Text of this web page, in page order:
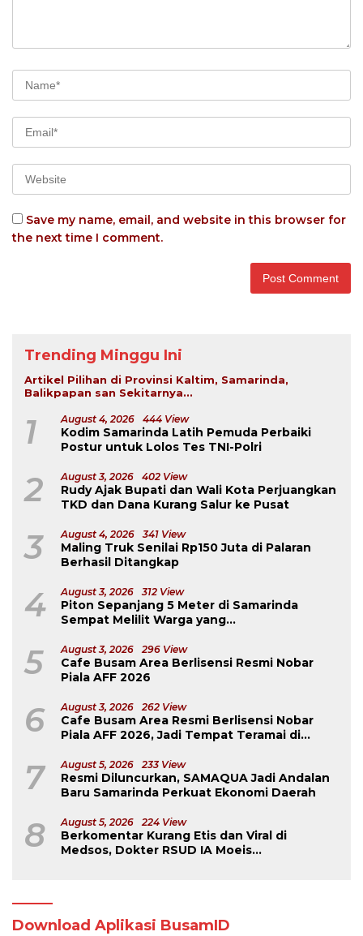
Save my name, email, and website in this browser for
the next time I comment.
Trending Minggu Ini
Artikel Pilihan di Provinsi Kaltim, Samarinda,
Balikpapan san Sekitarnya...
1 August 4, 2026 444 View
Kodim Samarinda Latih Pemuda Perbaiki
Postur untuk Lolos Tes TNI-Polri
2 August 3, 2026 402 View
Rudy Ajak Bupati dan Wali Kota Perjuangkan
TKD dan Dana Kurang Salur ke Pusat
3 August 4, 2026 341 View
Maling Truk Senilai Rp150 Juta di Palaran
Berhasil Ditangkap
4 August 3, 2026 312 View
Piton Sepanjang 5 Meter di Samarinda
Sempat Melilit Warga yang
5 August 3, 2026 296 View
Cafe Busam Area Berlisensi Resmi Nobar
Piala AFF 2026
6 August 3, 2026 262 View
Cafe Busam Area Resmi Berlisensi Nobar
Piala AFF 2026, Jadi Tempat Teramai di
7 August 5, 2026 233 View
Resmi Diluncurkan, SAMAQUA Jadi Andalan
Baru Samarinda Perkuat Ekonomi Daerah
8 August 5, 2026 224 View
Berkomentar Kurang Etis dan Viral di
Medsos, Dokter RSUD IA Moeis
Download Aplikasi BusamID